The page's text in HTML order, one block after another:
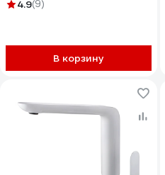
4.9(9)
В корзину